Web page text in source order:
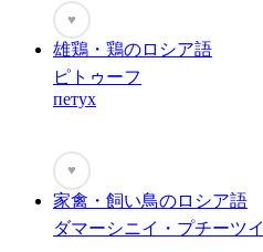
♥
雄鶏・鶏のロシア語
ピトゥーフ
петух
♥
家禽・飼い鳥のロシア語
ダマーシニイ・プチーツイ